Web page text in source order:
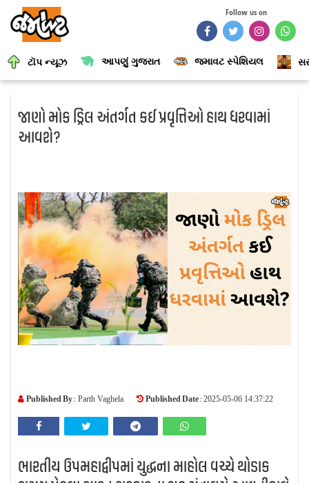
Follow us on
ટૉપ ન્યૂઝ આપણું ગુજરાત જમાવટ સ્પેશિયલ
જાણો મોક ડ્રિલ અંતર્ગત કઈ પ્રવૃત્તિઓ હાથ ધરવામાં
આવશે?
Published By : Parth Vaghela Published Date : 2025-05-06 14:37:22
ભારતીય ઉપમહાદ્વીપમાં યુદ્ધના માહોલ વચ્ચે થોડાક